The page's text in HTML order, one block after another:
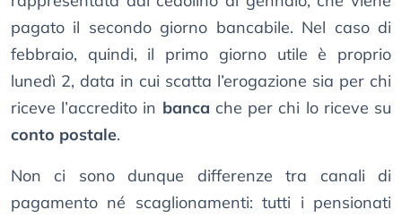
pagato il secondo giorno bancabile. Nel caso di
febbraio, quindi, il primo giorno utile è proprio
lunedì 2, data in cui scatta l’erogazione sia per chi
riceve l’accredito in banca che per chi lo riceve su
conto postale.
Non ci sono dunque differenze tra canali di
pagamento né scaglionamenti: tutti i pensionati